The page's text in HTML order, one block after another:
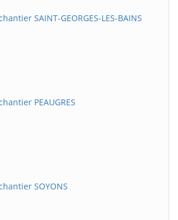
SAINT-GEORGES-LES-BAINS
PEAUGRES
SOYONS